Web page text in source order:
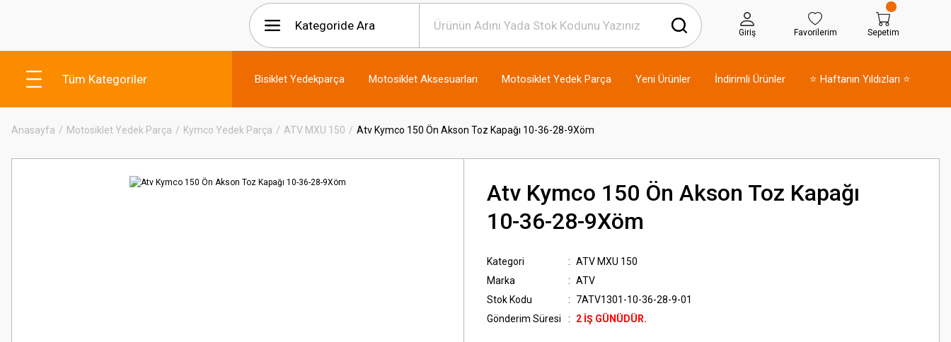
Giriş Favorilerim Sepetim
Tüm Kategoriler Bisiklet Yedekparça Motosiklet Aksesuarları Motosiklet Yedek Parça Yeni Ürünler İndirimli Ürünler ⭐ Haftanın Yıldızları ⭐
Anasayfa Motosiklet Yedek Parça Kymco Yedek Parça ATV MXU 150 Atv Kymco 150 Ön Akson Toz Kapağı 10-36-28-9Xöm
Atv Kymco 150 Ön Akson Toz Kapağı
10-36-28-9Xöm
Kategori
ATV MXU 150
Marka
ATV
Stok Kodu
7ATV1301-10-36-28-9-01
Gönderim Süresi
2 İŞ GÜNÜDÜR.